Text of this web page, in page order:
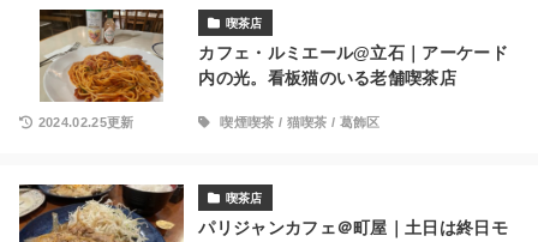
喫茶店
カフェ・ルミエール@立石｜アーケード
内の光。看板猫のいる老舗喫茶店
2024.02.25更新 喫煙喫茶 / 猫喫茶 / 葛飾区
喫茶店
パリジャンカフェ＠町屋｜土日は終日モ